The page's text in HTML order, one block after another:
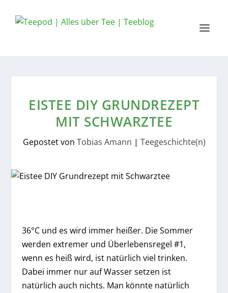
EISTEE DIY GRUNDREZEPT
MIT SCHWARZTEE
Gepostet von Tobias Amann | Teegeschichte(n)
36°C und es wird immer heißer. Die Sommer
werden extremer und Überlebensregel #1,
wenn es heiß wird, ist natürlich viel trinken.
Dabei immer nur auf Wasser setzen ist
natürlich auch nichts. Man könnte natürlich